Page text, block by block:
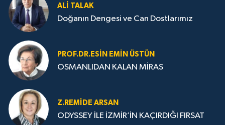
ALI TALAK
Doğanın Dengesi ve Can Dostlarımız
PROF.DR.ESIN EMIN ÜSTÜN
OSMANLIDAN KALAN MİRAS
Z.REMIDE ARSAN
ODYSSEY İLE İZMİR’İN KAÇIRDIĞI FIRSAT